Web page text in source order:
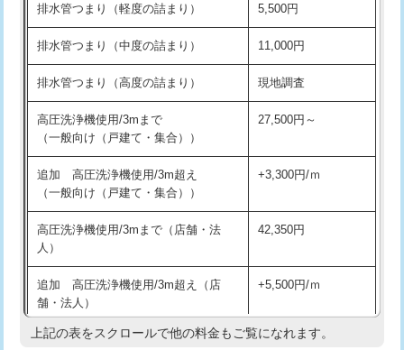
※給水管工事は20mmまでの価格です。
持込商品取付（浄水器・分岐水栓） 16,500円
給水管工事※（ホール加工) 16,500円
給水管工事※（バンド止め) 3,300円
給水管工事※（支持金具設置)
給水管工事※（保温材使用（バンド止
め込み）)
5,500円
給水管工事※（土の掘削・埋め戻し作
業)
11,000円
給水管工事※（塩ビ管（VP・HI）使
用/3ｍまで)
33,000円
給水管工事※（塩ビ管（VP・HI）使
+8,800円
排水管つまり（軽度の詰まり） 5,500円
排水管つまり（中度の詰まり） 11,000円
排水管つまり（高度の詰まり） 現地調査
高圧洗浄機使用/3mまで
（一般向け（戸建て・集合））
27,500円～
追加 高圧洗浄機使用/3m超え
（一般向け（戸建て・集合））
+3,300円/ｍ
高圧洗浄機使用/3mまで（店舗・法
人）
42,350円
追加 高圧洗浄機使用/3m超え（店
舗・法人）
+5,500円/ｍ
高度高圧洗浄換 現地調査
上記の表をスクロールで他の料金もご覧になれます。